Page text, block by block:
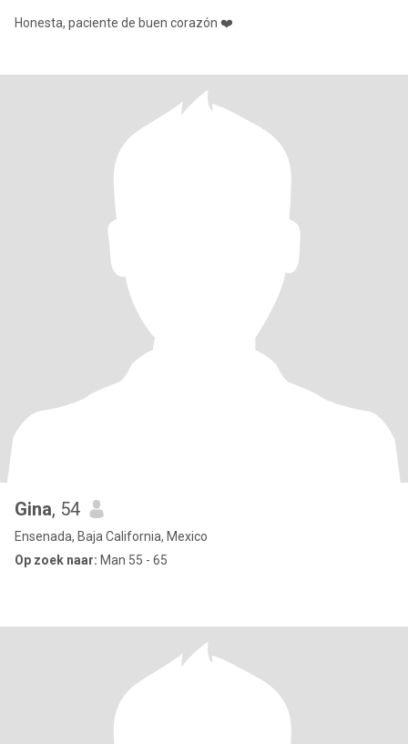
Honesta, paciente de buen corazón ❤️
Gina, 54
Ensenada, Baja California, Mexico
Op zoek naar: Man 55 - 65